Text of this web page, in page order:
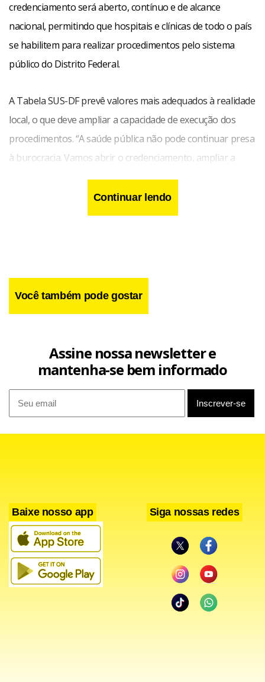
credenciamento será aberto, contínuo e de alcance
nacional, permitindo que hospitais e clínicas de todo o país
se habilitem para realizar procedimentos pelo sistema
público do Distrito Federal.
A Tabela SUS-DF prevê valores mais adequados à realidade
local, o que deve ampliar a capacidade de execução dos
procedimentos. “A saúde pública não pode continuar presa
à burocracia. Vamos abrir o credenciamento, ampliar a
rede e garantir mais cirurgias com rapidez. Quem tiver
condições de atender poderá participar. Nosso foco é
reduzir filas e dar resposta à população”, afirma a
Facebook
WhatsApp
LinkedIn Telegram
Share
Continuar lendo
Você também pode gostar
Assine nossa newsletter e
mantenha-se bem informado
Baixe nosso app Siga nossas redes